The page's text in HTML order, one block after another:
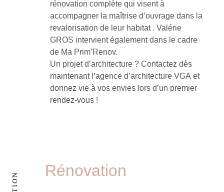
rénovation complète qui visent à
accompagner la maîtrise d’ouvrage dans la
revalorisation de leur habitat . Valérie
GROS intervient également dans le cadre
de Ma Prim’Renov.
Un projet d’architecture ? Contactez dès
maintenant l’agence d’architecture VGA et
donnez vie à vos envies lors d’un premier
rendez-vous !
Rénovation